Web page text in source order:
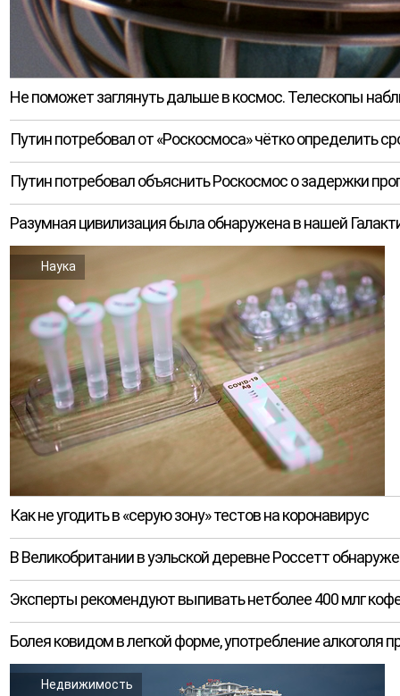
Не поможет заглянуть дальше в космос. Телескопы
Путин потребовал от «Роскосмоса» чётко определить
Путин потребовал объяснить Роскосмос о задержки
Разумная цивилизация была обнаружена в нашей
Как не угодить в «серую зону» тестов на коронавирус
В Великобритании в уэльской деревне Россетт
Эксперты рекомендуют выпивать нетболее 400 млг
Болея ковидом в легкой форме, употребление алкоголя
Наука
Недвижимость